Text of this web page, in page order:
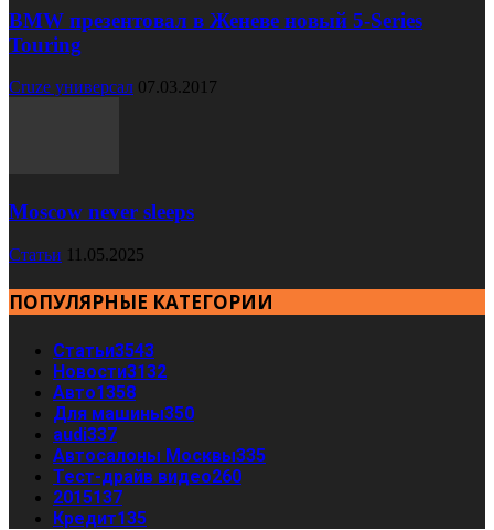
BMW презентовал в Женеве новый 5-Series
Touring
Cruze универсал 07.03.2017
Moscow never sleeps
Статьи 11.05.2025
ПОПУЛЯРНЫЕ КАТЕГОРИИ
Статьи3543
Новости3132
Авто1358
Для машины350
audi337
Автосалоны Москвы335
Тест-драйв видео260
2015137
Кредит135